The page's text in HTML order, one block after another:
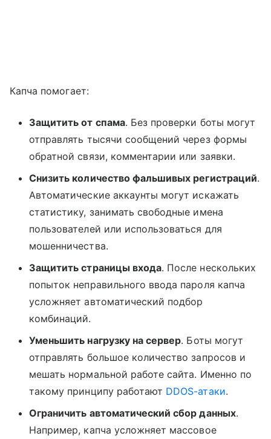
Капча помогает:
Защитить от спама. Без проверки боты могут
отправлять тысячи сообщений через формы
обратной связи, комментарии или заявки.
Снизить количество фальшивых регистраций.
Автоматические аккаунты могут искажать
статистику, занимать свободные имена
пользователей или использоваться для
мошенничества.
Защитить страницы входа. После нескольких
попыток неправильного ввода пароля капча
усложняет автоматический подбор
комбинаций.
Уменьшить нагрузку на сервер. Боты могут
отправлять большое количество запросов и
мешать нормальной работе сайта. Именно по
такому принципу работают DDOS-атаки.
Ограничить автоматический сбор данных.
Например, капча усложняет массовое